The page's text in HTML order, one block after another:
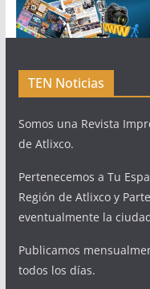
TEN Noticias
Somos una Revista
de Atlixco.
Pertenecemos a Tu
Región de Atlixco y
eventualmente la
Publicamos
todos los días.